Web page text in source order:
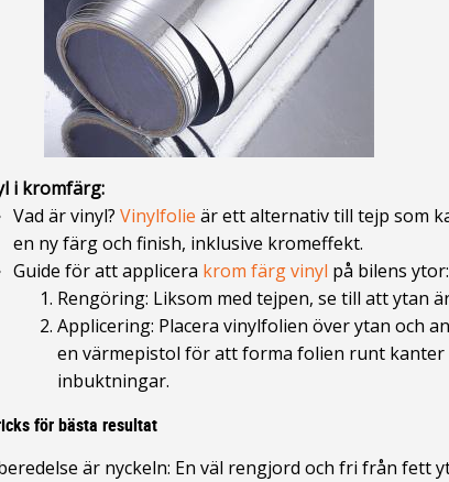
i kromfärg:
Vad är vinyl?Vinylfolie är ett alternativ till tejp som
en ny färg och finish, inklusive kromeffekt.
Guide för att applicera krom färg vinyl på bilens ytor:
Rengöring: Liksom med tejpen, se till att ytan
Applicering: Placera vinylfolien över ytan och
en värmepistol för att forma folien runt kanter
inbuktningar.
för bästa resultat
är nyckeln: En väl rengjord och fri från fett